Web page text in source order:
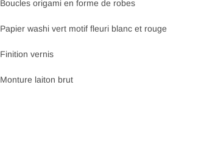
Boucles origami en forme de robes
Papier washi vert motif fleuri blanc et rouge
Finition vernis
Monture laiton brut